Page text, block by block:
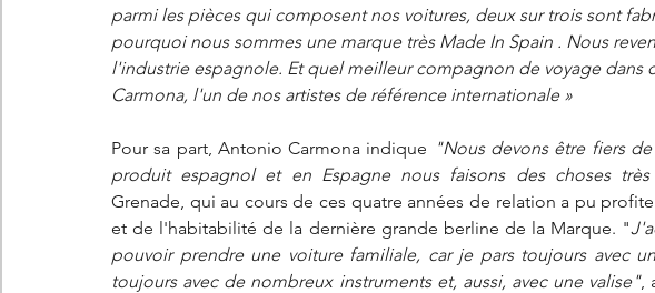
parmi les pièces qui composent nos voitures, deux sur trois sont
pourquoi nous sommes une marque très Made In Spain . Nous
l'industrie espagnole. Et quel meilleur compagnon de voyage dans
Carmona, l'un de nos artistes de référence internationale »
Pour sa part, Antonio Carmona indique "Nous devons être fiers
produit espagnol et en Espagne nous faisons des choses très
Grenade, qui au cours de ces quatre années de relation a pu
et de l'habitabilité de la dernière grande berline de la Marque. "
pouvoir prendre une voiture familiale, car je pars toujours avec
toujours avec de nombreux instruments et, aussi, avec une valise",